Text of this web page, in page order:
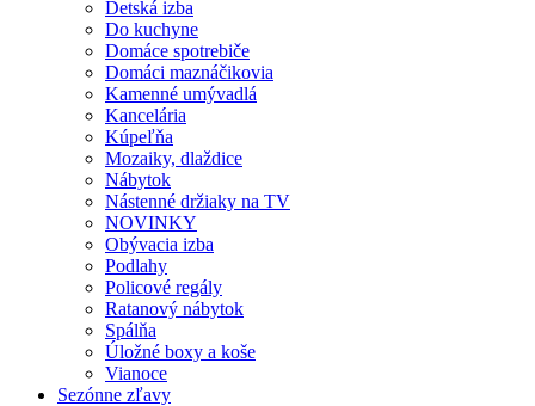
Detská izba
Do kuchyne
Domáce spotrebiče
Domáci maznáčikovia
Kamenné umývadlá
Kancelária
Kúpeľňa
Mozaiky, dlaždice
Nábytok
Nástenné držiaky na TV
NOVINKY
Obývacia izba
Podlahy
Policové regály
Ratanový nábytok
Spálňa
Úložné boxy a koše
Vianoce
Sezónne zľavy